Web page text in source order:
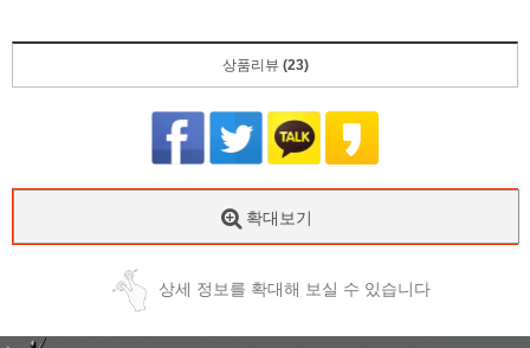
상품리뷰 (23)
확대보기
상세 정보를 확대해 보실 수 있습니다